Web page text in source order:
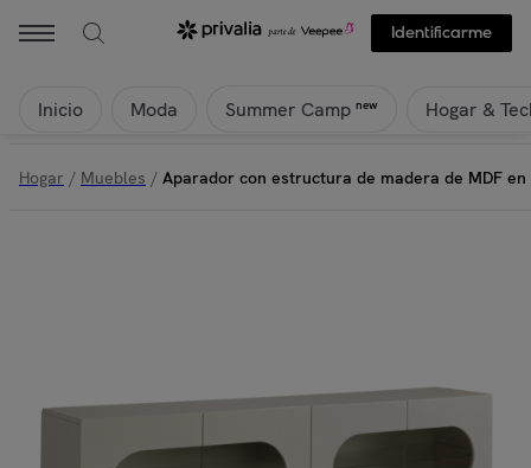
Identificarme
Inicio Moda Summer Camp new Hogar &
Hogar / Muebles / Aparador con estructura de madera de MDF